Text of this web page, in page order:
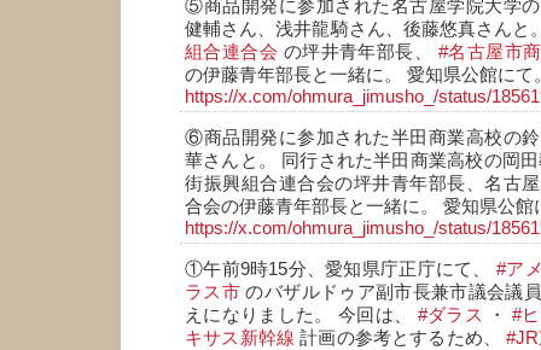
⑤商品開発に参加された名古屋学院大学
健輔さん、浅井龍騎さん、後藤悠真さんと
組合連合会 の坪井青年部長、 #名古屋市
の伊藤青年部長と一緒に。 愛知県公館にて
https://x.com/ohmura_jimusho_/status/
⑥商品開発に参加された半田商業高校の
華さんと。 同行された半田商業高校の岡
街振興組合連合会の坪井青年部長、名古
合会の伊藤青年部長と一緒に。 愛知県公館
https://x.com/ohmura_jimusho_/status/
①午前9時15分、愛知県庁正庁にて、 #ア
ラス市 のバザルドゥア副市長兼市議会議
えになりました。 今回は、 #ダラス ・#
キサス新幹線 計画の参考とするため、